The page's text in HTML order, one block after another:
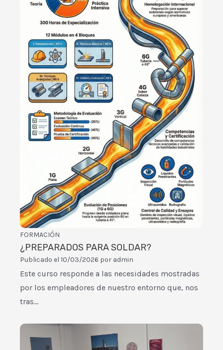
FORMACIÓN
¿PREPARADOS PARA SOLDAR?
Publicado el 10/03/2026 por admin
Este curso responde a las necesidades mostradas
por los empleadores de nuestro entorno que, nos
tras…